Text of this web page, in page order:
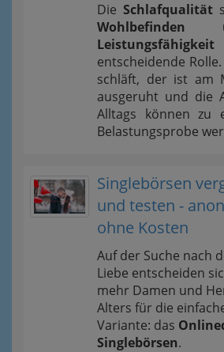
Die Schlafqualität
Leistungsfähigkeit
entscheidende
schläft, der ist am
ausgeruht und die
Alltags können zu
Belastungsprobe
Singlebörsen
und testen -
ohne Kosten
Auf der Suche nach
Liebe entscheiden
mehr Damen und
Alters für die
Variante: das
Singlebörsen.